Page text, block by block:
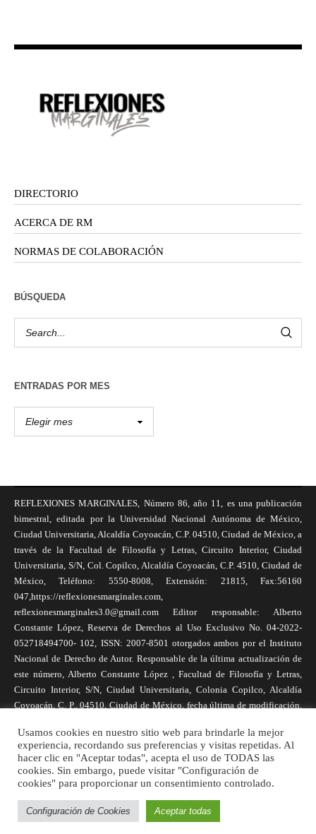
DIRECTORIO
ACERCA DE RM
NORMAS DE COLABORACIÓN
BÚSQUEDA
ENTRADAS POR MES
REFLEXIONES MARGINALES, Número 86, año 11, es una publicación
bimestral, editada por la Universidad Nacional Autónoma de México,
Ciudad Universitaria, Alcaldía Coyoacán, C.P. 04510, Ciudad de México, a
través de la Facultad de Filosofía y Letras, Circuito Interior, Ciudad
Universitaria, S/N, Col. Copilco, Alcaldía Coyoacán, C.P. 4510, Ciudad de
México, Teléfono: 5550-8008, Extensión: 21815, Fax:56160
047,https://reflexionesmarginales.com,
reflexionesmarginales3.0@gmail.com Editor responsable: Alberto
Constante López, Reserva de Derechos al Uso Exclusivo No. 04-2022-
052718494700- 102, ISSN: 2007-8501 otorgados ambos por el Instituto
Nacional de Derecho de Autor. Responsable de la última actualización de
este número, Alberto Constante López , Facultad de Filosofía y Letras,
Circuito Interior, S/N, Ciudad Universitaria, Colonia Copilco, Alcaldía
Coyoacán, C. P., 04510, Ciudad de México, fecha última de modificación,
necesariamente reflejan la postura de la revista, ni de Universidad Nacional
Autónoma de México. Los autores son responsables de los contenidos de
sus artículos. Se autoriza la reproducción total o parcial de los textos aquí
publicados siempre y cuando se cite la fuente completa y la dirección
electrónica de la publicación.
Usamos cookies en nuestro sitio web para brindarle la mejor
experiencia, recordando sus preferencias y visitas repetidas. Al
hacer clic en "Aceptar todas", acepta el uso de TODAS las
cookies. Sin embargo, puede visitar "Configuración de
cookies" para proporcionar un consentimiento controlado.
Configuración de Cookies Aceptar todas